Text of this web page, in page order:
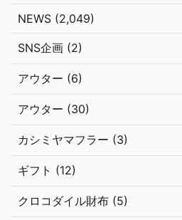
NEWS (2,049)
SNS企画 (2)
アウター (6)
アウター (30)
カシミヤマフラー (3)
ギフト (12)
クロコダイル財布 (5)